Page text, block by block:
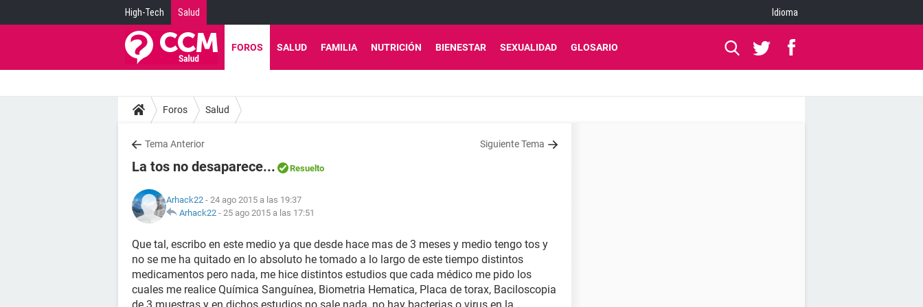
High-Tech Salud Idioma
FOROS SALUD FAMILIA NUTRICIÓN BIENESTAR SEXUALIDAD GLOSARIO
Foros Salud
Tema Anterior Siguiente Tema
La tos no desaparece... Resuelto
Arhack22 - 24 ago 2015 a las 19:37
Arhack22 - 25 ago 2015 a las 17:51
Que tal, escribo en este medio ya que desde hace mas de 3 meses y medio tengo tos y
no se me ha quitado en lo absoluto he tomado a lo largo de este tiempo distintos
medicamentos pero nada, me hice distintos estudios que cada médico me pido los
cuales me realice Química Sanguínea, Biometria Hematica, Placa de torax, Baciloscopia